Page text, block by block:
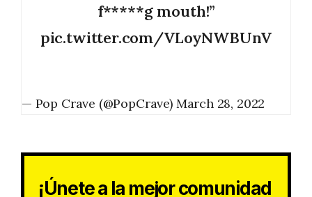
f*****g mouth!”
pic.twitter.com/VLoyNWBUnV
— Pop Crave (@PopCrave) March 28, 2022
¡Únete a la mejor comunidad